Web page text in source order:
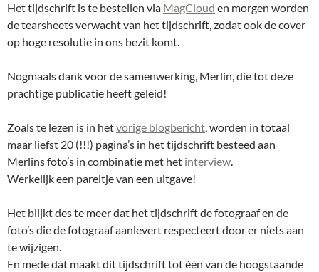
Het tijdschrift is te bestellen via MagCloud en morgen worden
de tearsheets verwacht van het tijdschrift, zodat ook de cover
op hoge resolutie in ons bezit komt.
Nogmaals dank voor de samenwerking, Merlin, die tot deze
prachtige publicatie heeft geleid!
Zoals te lezen is in hetvorige blogbericht, worden in totaal
maar liefst 20 (!!!) pagina’s in het tijdschrift besteed aan
Merlins foto’s in combinatie met het interview.
Werkelijk een pareltje van een uitgave!
Het blijkt des te meer dat het tijdschrift de fotograaf en de
foto’s die de fotograaf aanlevert respecteert door er niets aan
te wijzigen.
En mede dát maakt dit tijdschrift tot één van de hoogstaande